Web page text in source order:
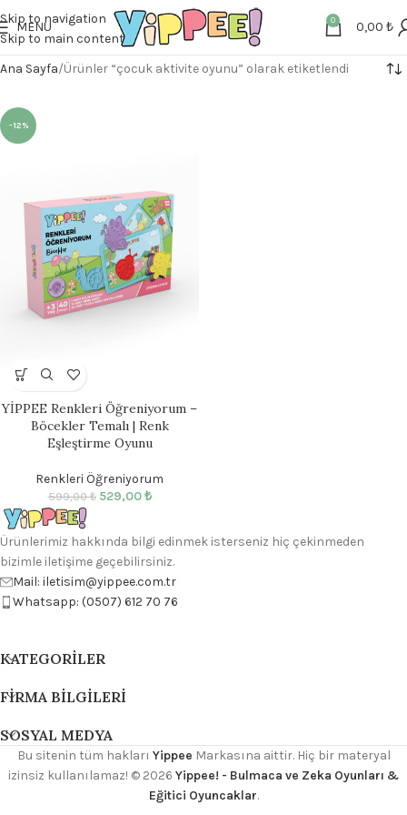
Skip to navigation
Skip to main content
MENU 0 0,00 ₺
Ana Sayfa Ürünler “çocuk aktivite oyunu” olarak etiketlendi
-12%
YİPPEE Renkleri Öğreniyorum –
Böcekler Temalı | Renk
Eşleştirme Oyunu
Renkleri Öğreniyorum
599,00₺ 529,00₺
Ürünlerimiz hakkında bilgi edinmek isterseniz hiç çekinmeden
bizimle iletişime geçebilirsiniz.
Mail: iletisim@yippee.com.tr
Whatsapp: (0507) 612 70 76
KATEGORILER
FIRMA BILGILERI
SOSYAL MEDYA
Bu sitenin tüm hakları Yippee Markasına aittir. Hiç bir materyal
izinsiz kullanılamaz! © 2026 Yippee! - Bulmaca ve Zeka Oyunları &
Eğitici Oyuncaklar.